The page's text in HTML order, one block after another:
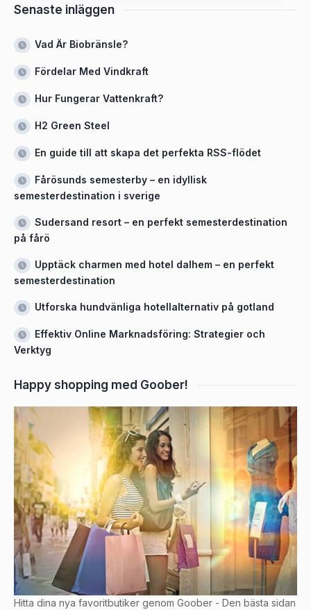
Senaste inläggen
Vad Är Biobränsle?
Fördelar Med Vindkraft
Hur Fungerar Vattenkraft?
H2 Green Steel
En guide till att skapa det perfekta RSS-flödet
Fårösunds semesterby – en idyllisk
semesterdestination i sverige
Sudersand resort – en perfekt semesterdestination
på fårö
Upptäck charmen med hotel dalhem – en perfekt
semesterdestination
Utforska hundvänliga hotellalternativ på gotland
Effektiv Online Marknadsföring: Strategier och
Verktyg
Happy shopping med Goober!
Hitta dina nya favoritbutiker genom Goober - Den bästa sidan